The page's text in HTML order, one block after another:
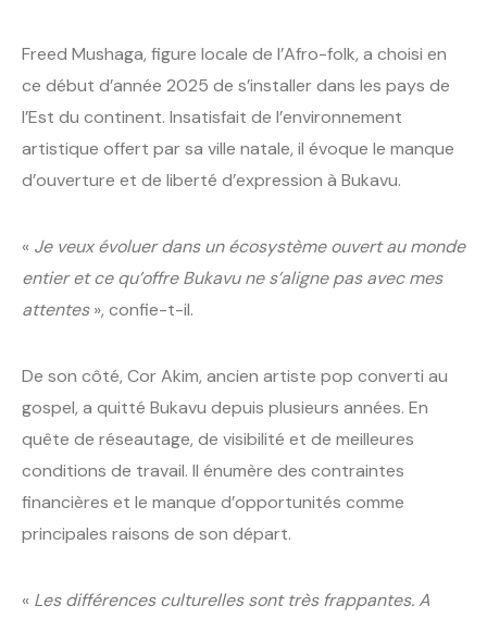
Freed Mushaga, figure locale de l’Afro-folk, a choisi en
ce début d’année 2025 de s’installer dans les pays de
l’Est du continent. Insatisfait de l’environnement
artistique offert par sa ville natale, il évoque le manque
d’ouverture et de liberté d’expression à Bukavu.
« Je veux évoluer dans un écosystème ouvert au monde
entier et ce qu’offre Bukavu ne s’aligne pas avec mes
attentes», confie-t-il.
De son côté, Cor Akim, ancien artiste pop converti au
gospel, a quitté Bukavu depuis plusieurs années. En
quête de réseautage, de visibilité et de meilleures
conditions de travail. Il énumère des contraintes
financières et le manque d’opportunités comme
principales raisons de son départ.
« Les différences culturelles sont très frappantes. A